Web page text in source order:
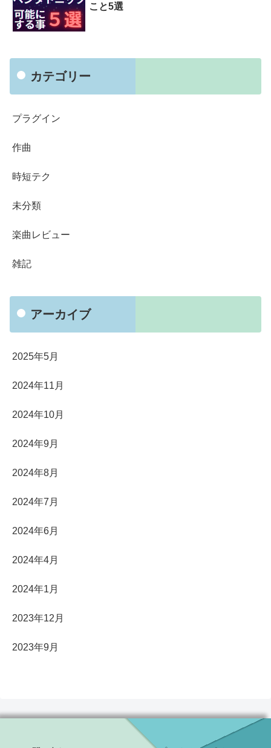
こと5選
カテゴリー
プラグイン
作曲
時短テク
未分類
楽曲レビュー
雑記
アーカイブ
2025年5月
2024年11月
2024年10月
2024年9月
2024年8月
2024年7月
2024年6月
2024年4月
2024年1月
2023年12月
2023年9月